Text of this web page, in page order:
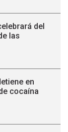
del
las
en
cocaína